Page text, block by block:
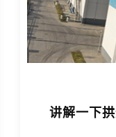
讲解一下